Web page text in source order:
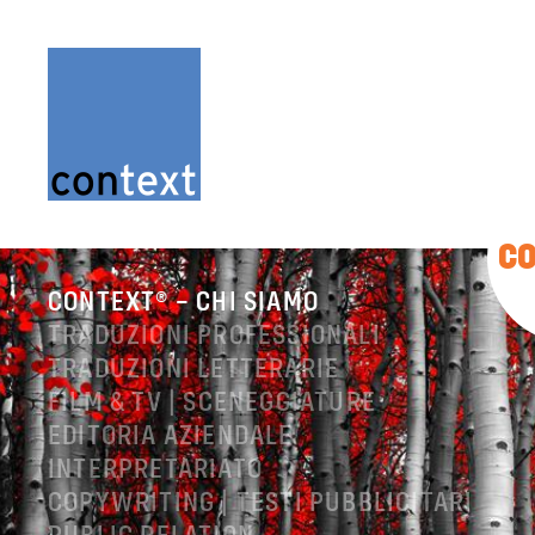
CONTEXT® – CHI SIAMO
TRADUZIONI PROFESSIONALI
TRADUZIONI LETTERARIE
FILM & TV | SCENEGGIATURE
EDITORIA AZIENDALE
INTERPRETARIATO
COPYWRITING | TESTI PUBBLICITARI